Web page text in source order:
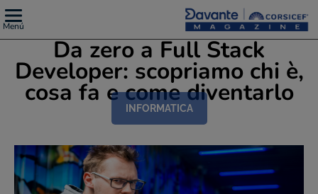
Menú
Da zero a Full Stack
Developer: scopriamo chi è,
cosa fa e come diventarlo
INFORMATICA